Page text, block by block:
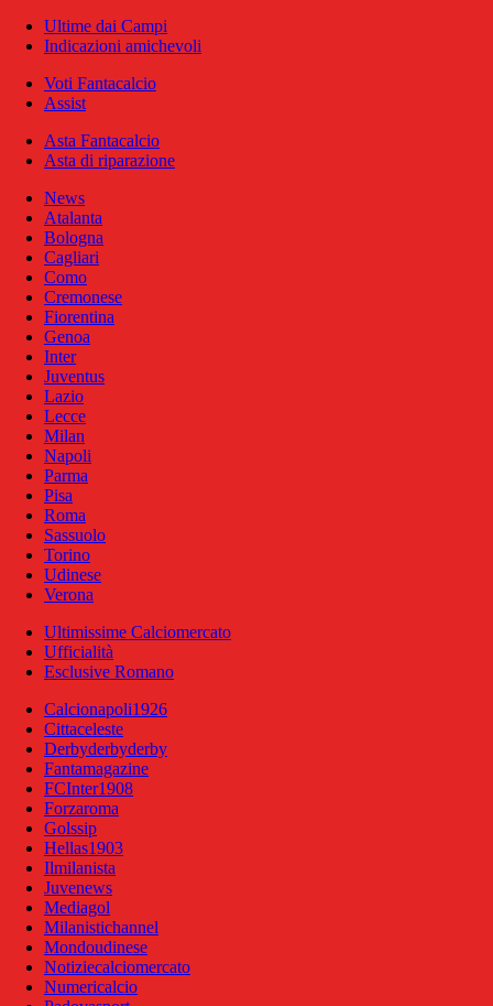
Ultime dai Campi
Indicazioni amichevoli
Voti Fantacalcio
Assist
Asta Fantacalcio
Asta di riparazione
News
Atalanta
Bologna
Cagliari
Como
Cremonese
Fiorentina
Genoa
Inter
Juventus
Lazio
Lecce
Milan
Napoli
Parma
Pisa
Roma
Sassuolo
Torino
Udinese
Verona
Ultimissime Calciomercato
Ufficialità
Esclusive Romano
Calcionapoli1926
Cittaceleste
Derbyderbyderby
Fantamagazine
FCInter1908
Forzaroma
Golssip
Hellas1903
Ilmilanista
Juvenews
Mediagol
Milanistichannel
Mondoudinese
Notiziecalciomercato
Numericalcio